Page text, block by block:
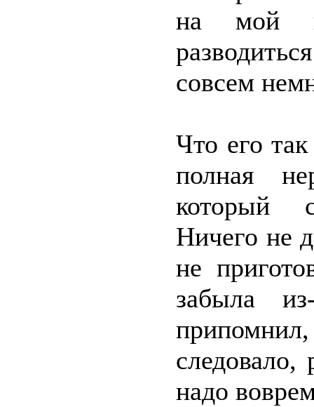
на мой
совсем
Что его
полная
который
Ничего не
не
забыла
надо